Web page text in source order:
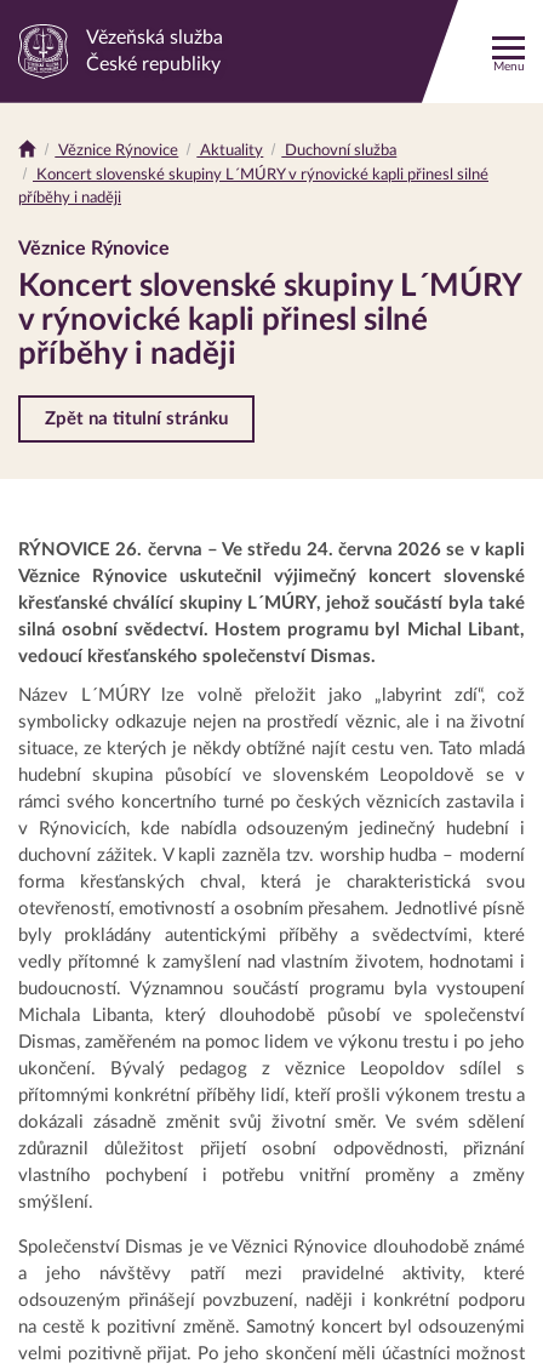
Odkaz
stránku
Vězeňská služba
České republiky
Menu
Drobečková
navigace
Věznice Rýnovice Aktuality
Duchovní služba
Koncert slovenské skupiny L´MÚRY v rýnovické kapli přinesl silné
příběhy i naději
Věznice Rýnovice
Koncert slovenské skupiny L´MÚRY
v rýnovické kapli přinesl silné
příběhy i naději
Zpět na titulní stránku
RÝNOVICE 26. června – Ve středu 24. června 2026 se v kapli
Věznice Rýnovice uskutečnil výjimečný koncert slovenské
křesťanské chválící skupiny L´MÚRY, jehož součástí byla také
silná osobní svědectví. Hostem programu byl Michal Libant,
vedoucí křesťanského společenství Dismas.
Název L´MÚRY lze volně přeložit jako „labyrint zdí“, což
symbolicky odkazuje nejen na prostředí věznic, ale i na životní
situace, ze kterých je někdy obtížné najít cestu ven. Tato mladá
hudební skupina působící ve slovenském Leopoldově se v
rámci svého koncertního turné po českých věznicích zastavila i
v Rýnovicích, kde nabídla odsouzeným jedinečný hudební i
duchovní zážitek. V kapli zazněla tzv. worship hudba – moderní
forma křesťanských chval, která je charakteristická svou
otevřeností, emotivností a osobním přesahem. Jednotlivé písně
byly prokládány autentickými příběhy a svědectvími, které
vedly přítomné k zamyšlení nad vlastním životem, hodnotami i
budoucností. Významnou součástí programu byla vystoupení
Michala Libanta, který dlouhodobě působí ve společenství
Dismas, zaměřeném na pomoc lidem ve výkonu trestu i po jeho
ukončení. Bývalý pedagog z věznice Leopoldov sdílel s
přítomnými konkrétní příběhy lidí, kteří prošli výkonem trestu a
dokázali zásadně změnit svůj životní směr. Ve svém sdělení
zdůraznil důležitost přijetí osobní odpovědnosti, přiznání
vlastního pochybení i potřebu vnitřní proměny a změny
smýšlení.
Společenství Dismas je ve Věznici Rýnovice dlouhodobě známé
a jeho návštěvy patří mezi pravidelné aktivity, které
odsouzeným přinášejí povzbuzení, naději i konkrétní podporu
na cestě k pozitivní změně. Samotný koncert byl odsouzenými
velmi pozitivně přijat. Po jeho skončení měli účastníci možnost